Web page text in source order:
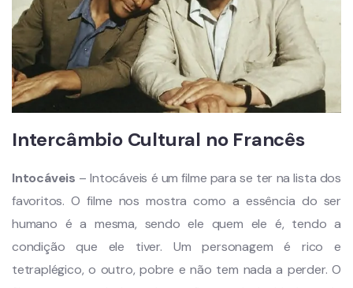
Intercâmbio Cultural no Francês
Intocáveis – Intocáveis é um filme para se ter na lista dos
favoritos. O filme nos mostra como a essência do ser
humano é a mesma, sendo ele quem ele é, tendo a
condição que ele tiver. Um personagem é rico e
tetraplégico, o outro, pobre e não tem nada a perder. O